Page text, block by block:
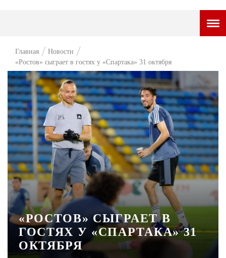
НОВОСТИ
ВОПРОС НЕДЕЛИ
ПРЕМЬЕРА
ТАМ И ТУТ
СТИЛЬ ЖИЗНИ
ХАЙП
ЧЕЛОВЕК ОСОБЕННЫЙ
КУЛЬТ ЕДЫ
АФИША
ЖУРНАЛ
Главная
Новости
«Ростов» сыграет в гостях у «Спартака» 31 октября
«РОСТОВ» СЫГРАЕТ В
ГОСТЯХ У «СПАРТАКА» 31
ОКТЯБРЯ